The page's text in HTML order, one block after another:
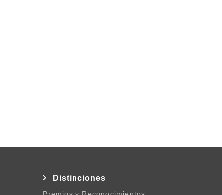
Distinciones